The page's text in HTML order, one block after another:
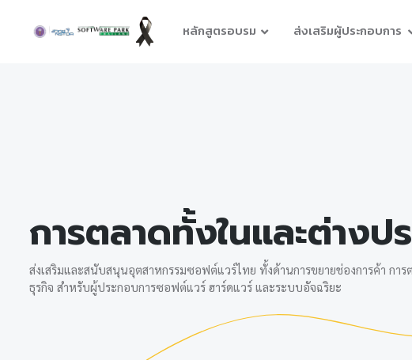
หลักสูตรอบรม ส่งเสริมผู้ประกอบการ
การตลาดทั้งในและต่างป
ส่งเสริมและสนับสนุนอุตสาหกรรมซอฟต์แวร์ไทย ทั้งด้านการขยายช่องการค้า การ
ธุรกิจ สำหรับผู้ประกอบการซอฟต์แวร์ ฮาร์ดแวร์ และระบบอัจฉริยะ